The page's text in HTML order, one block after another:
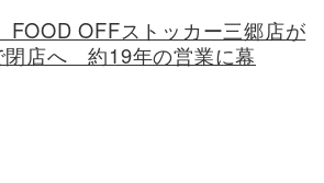
FOOD OFFストッカー三郷店が
閉店へ 約19年の営業に幕